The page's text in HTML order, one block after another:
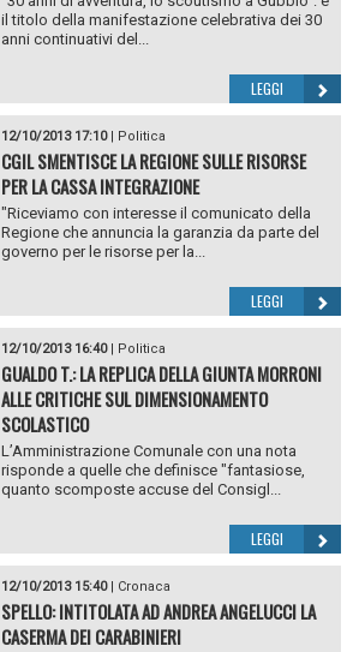
il titolo della manifestazione celebrativa dei 30
anni continuativi del...
LEGGI
12/10/2013 17:10| Politica
CGIL SMENTISCE LA REGIONE SULLE RISORSE
PER LA CASSA INTEGRAZIONE
"Riceviamo con interesse il comunicato della
Regione che annuncia la garanzia da parte del
governo per le risorse per la...
LEGGI
12/10/2013 16:40| Politica
GUALDO T.: LA REPLICA DELLA GIUNTA MORRONI
ALLE CRITICHE SUL DIMENSIONAMENTO
SCOLASTICO
L’Amministrazione Comunale con una nota
risponde a quelle che definisce "fantasiose,
quanto scomposte accuse del Consigl...
LEGGI
12/10/2013 15:40| Cronaca
SPELLO: INTITOLATA AD ANDREA ANGELUCCI LA
CASERMA DEI CARABINIERI